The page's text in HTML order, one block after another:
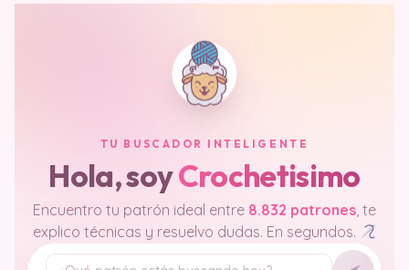
TU BUSCADOR INTELIGENTE
Hola, soyCrochetisimo
Encuentro tu patrón ideal entre 8.832 patrones, te
explico técnicas y resuelvo dudas. En segundos.